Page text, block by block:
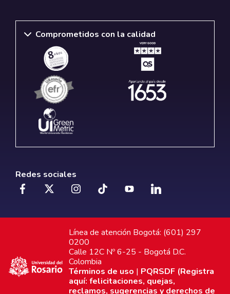
Comprometidos con la calidad
Redes sociales
Línea de atención Bogotá: (601) 297
0200
Calle 12C Nº 6-25 - Bogotá D.C.
Colombia
Términos de uso | PQRSDF (Registra
aquí: felicitaciones, quejas,
reclamos, sugerencias y derechos de